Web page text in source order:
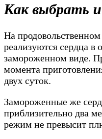
Как выбрать
На
реализуются сердца в
замороженном виде.
момента
двух суток.
Замороженные же
приблизительно два
режим не превысит